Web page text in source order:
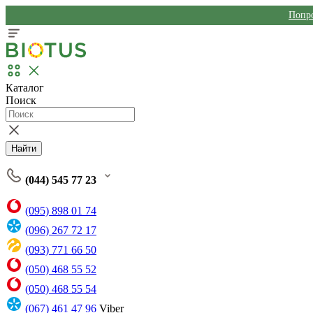
Каталог
Поиск
Найти
(044) 545 77 23
(095) 898 01 74
(096) 267 72 17
(093) 771 66 50
(050) 468 55 52
(050) 468 55 54
(067) 461 47 96 Viber